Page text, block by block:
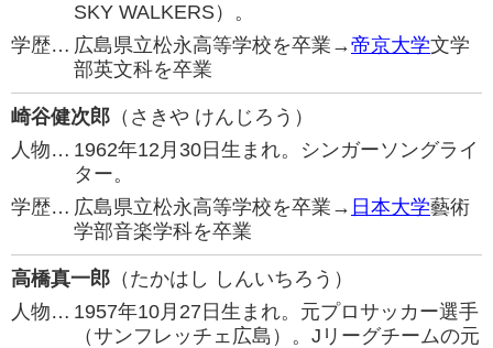
SKY WALKERS）。
学歴… 広島県立松永高等学校を卒業→帝京大学文学
部英文科を卒業
崎谷健次郎 （さきや けんじろう）
人物… 1962年12月30日生まれ。シンガーソングライ
ター。
学歴… 広島県立松永高等学校を卒業→ 日本大学藝術
学部音楽学科を卒業
高橋真一郎 （たかはし しんいちろう）
人物… 1957年10月27日生まれ。元プロサッカー選手
（サンフレッチェ広島）。Jリーグチームの元